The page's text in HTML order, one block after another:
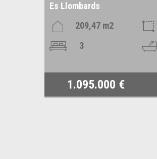
Es Llombards
209,47 m2
3
1.095.000 €